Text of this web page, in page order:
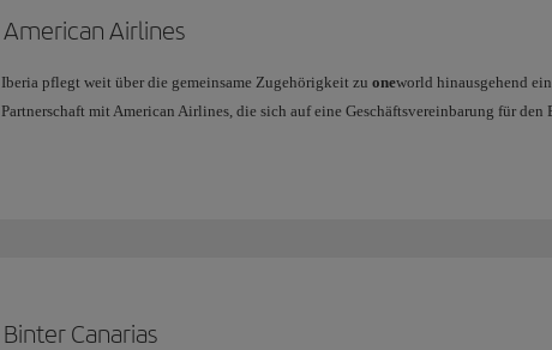
American Airlines
Iberia pflegt weit über die gemeinsame Zugehörigkeit zu oneworld hinausgehend
Partnerschaft mit American Airlines, die sich auf eine Geschäftsvereinbarung für den
Nordatlantiknetz von American Airlines sowie über die wichtigsten Flughäfen der
American Airlines und IB ihren Kunden ein riesiges Angebot an Zielen und
Binter Canarias